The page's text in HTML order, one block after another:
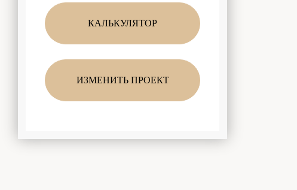
КАЛЬКУЛЯТОР
ИЗМЕНИТЬ ПРОЕКТ